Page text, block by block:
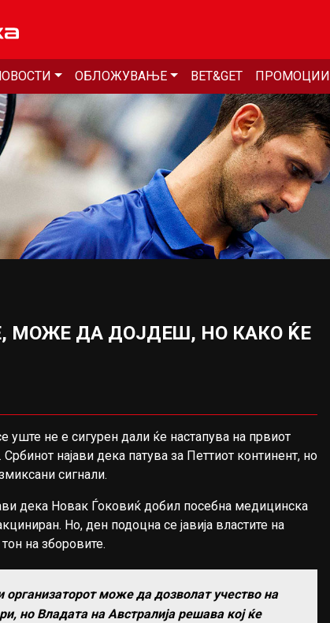
ОБЛОЖУВАЊЕ BET&GET ПРОМОЦИИ
МОЖЕ ДА ДОЈДЕШ, НО КАКО ЌЕ
уште не е сигурен дали ќе настапува на првиот
најави дека патува за Петтиот континент, но
сигнали.
дека Новак Ѓоковиќ добил посебна медицинска
Но, ден подоцна се јавија властите на
на зборовите.
организаторот може да дозволат учество на
но Владата на Австралија решава кој ќе
ЕЛ КЛАСИКО ЗА РОДРИ: БАРСЕЛОНА ВЛЕЗЕ
ВО ИГРА